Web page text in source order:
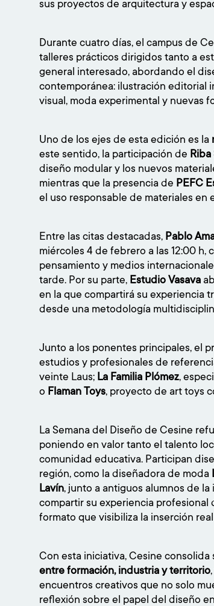
sus proyectos de arquitectura y
Durante cuatro días, el campus de
talleres prácticos dirigidos tanto a
general interesado, abordando el
contemporánea: ilustración editorial
visual, moda experimental y nuevas
Uno de los ejes de esta edición es la
este sentido, la participación de
diseño modular y los nuevos
mientras que la presencia de PEFC
el uso responsable de materiales en
Entre las citas destacadas, Pablo
miércoles 4 de febrero a las 12:00 h,
pensamiento y medios
tarde. Por su parte, Estudio Vasava
en la que compartirá su experiencia
desde una metodología
Junto a los ponentes principales, el
estudios y profesionales de
veinte Laus; La Familia Plómez,
o Flaman Toys, proyecto de art toys
La Semana del Diseño de Cesine
poniendo en valor tanto el talento
comunidad educativa. Participan
región, como la diseñadora de moda
Lavín, junto a antiguos alumnos de
compartir su experiencia profesional
formato que visibiliza la inserción
Con esta iniciativa, Cesine consolida
entre formación, industria y territorio
encuentros creativos que no solo
reflexión sobre el papel del diseño